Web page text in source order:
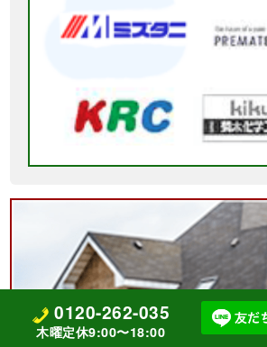
0120-262-035
木曜定休9:00〜18:00